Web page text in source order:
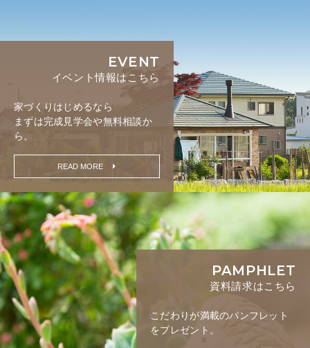
EVENT
イベント情報はこちら
家づくりはじめるなら
まずは完成見学会や無料相談か
ら。
READ MORE
PAMPHLET
資料請求はこちら
こだわりが満載のパンフレット
をプレゼント。